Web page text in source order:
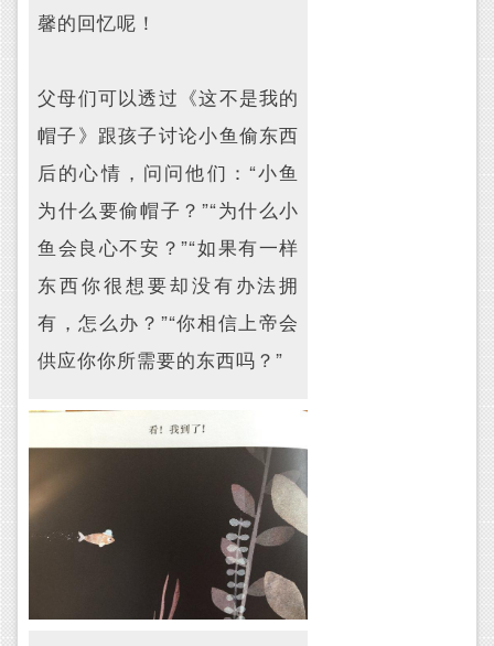
馨的回忆呢！
父母们可以透过《这不是我的
帽子》跟孩子讨论小鱼偷东西
后的心情，问问他们：“小鱼
为什么要偷帽子？”“为什么小
鱼会良心不安？”“如果有一样
东西你很想要却没有办法拥
有，怎么办？”“你相信上帝会
供应你你所需要的东西吗？”